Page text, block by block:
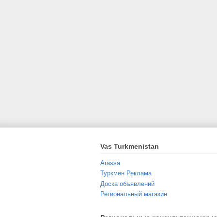
Vas Turkmenistan
Arassa
Туркмен Реклама
Доска объявлений
Региональный магазин